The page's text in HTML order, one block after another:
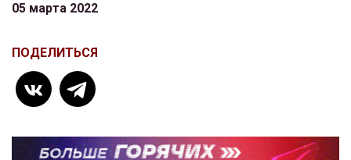
05 марта 2022
ПОДЕЛИТЬСЯ